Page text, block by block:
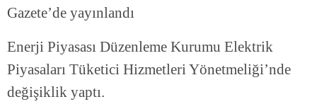
Gazete’de yayınlandı
Enerji Piyasası Düzenleme Kurumu Elektrik
Piyasaları Tüketici Hizmetleri Yönetmeliği’nde
değişiklik yaptı.